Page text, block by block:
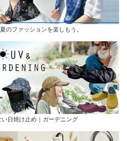
のファッションを楽しもう。
日焼け止め｜ガーデニング